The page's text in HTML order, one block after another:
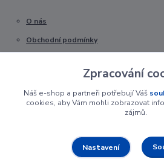
O nás
Obchodní podmínky
Zpracování
Náš e-shop a partneři potřebují Váš
cookies, aby Vám mohli zobrazovat
zájmů.
Nastavení